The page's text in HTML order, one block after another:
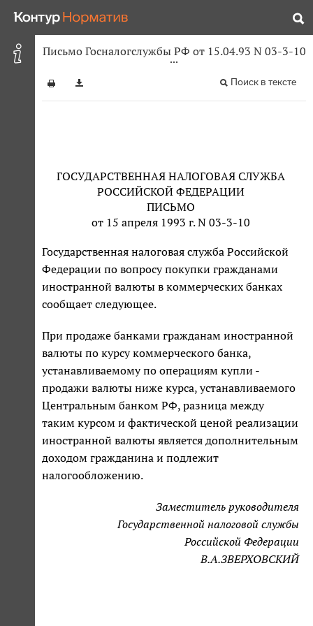
Письмо Госналогслужбы РФ от 15.04.93 N 03-3-10
Поиск в тексте
ГОСУДАРСТВЕННАЯ НАЛОГОВАЯ СЛУЖБА
РОССИЙСКОЙ ФЕДЕРАЦИИ
ПИСЬМО
от 15 апреля 1993 г. N 03-3-10
Государственная налоговая служба Российской
Федерации по вопросу покупки гражданами
иностранной валюты в коммерческих банках
сообщает следующее.
При продаже банками гражданам иностранной
валюты по курсу коммерческого банка,
устанавливаемому по операциям купли -
продажи валюты ниже курса, устанавливаемого
Центральным банком РФ, разница между
таким курсом и фактической ценой реализации
иностранной валюты является дополнительным
доходом гражданина и подлежит
налогообложению.
Заместитель руководителя
Государственной налоговой службы
Российской Федерации
В.А.ЗВЕРХОВСКИЙ